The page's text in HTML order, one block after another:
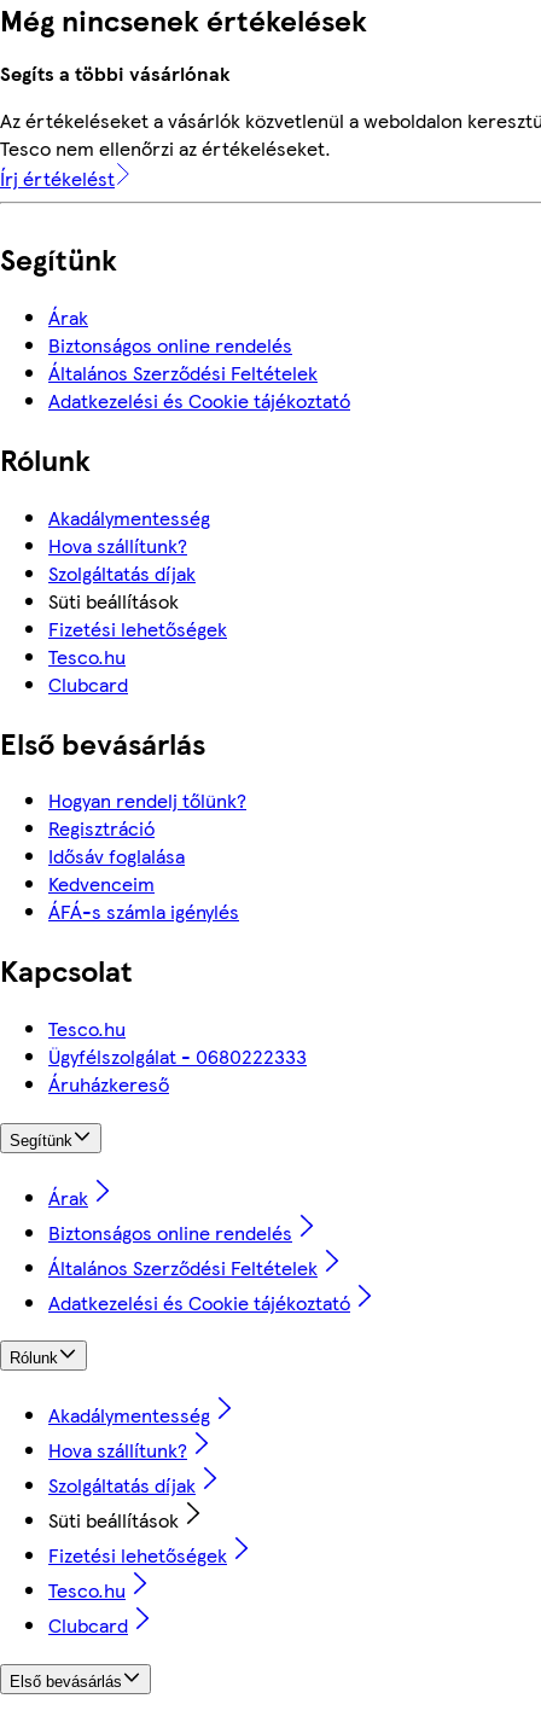
Még nincsenek értékelések
Segíts a többi vásárlónak
Az értékeléseket a vásárlók közvetlenül a weboldalon
Tesco nem ellenőrzi az értékeléseket.
Írj értékelést
Segítünk
Árak
Biztonságos online rendelés
Általános Szerződési Feltételek
Adatkezelési és Cookie tájékoztató
Rólunk
Akadálymentesség
Hova szállítunk?
Szolgáltatás díjak
Süti beállítások
Fizetési lehetőségek
Tesco.hu
Clubcard
Első bevásárlás
Hogyan rendelj tőlünk?
Regisztráció
Idősáv foglalása
Kedvenceim
ÁFÁ-s számla igénylés
Kapcsolat
Tesco.hu
Ügyfélszolgálat - 0680222333
Áruházkereső
Segítünk
Árak
Biztonságos online rendelés
Általános Szerződési Feltételek
Adatkezelési és Cookie tájékoztató
Rólunk
Akadálymentesség
Hova szállítunk?
Szolgáltatás díjak
Süti beállítások
Fizetési lehetőségek
Tesco.hu
Clubcard
Első bevásárlás